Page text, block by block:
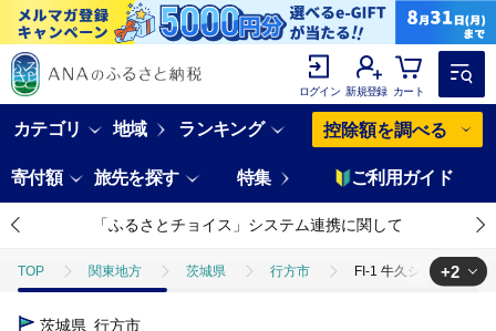
ログイン 新規登録 カート
カテゴリ 地域 ランキング 控除額を調べる
寄付額 旅先を探す 特集 ご利用ガイド
「ふるさとチョイス」システム連携に関して
TOP 関東地方 茨城県 行方市 FI-1 牛久シャトービー
TOP
+2
茨城県 行方市